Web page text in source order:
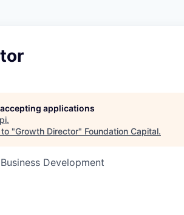
applications
.
"Growth Director" Foundation Capital.
Development